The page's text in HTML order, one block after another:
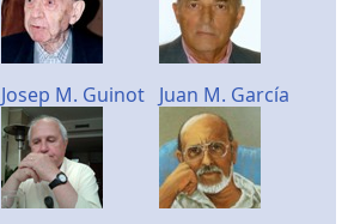
Josep M. Guinot Juan M. García